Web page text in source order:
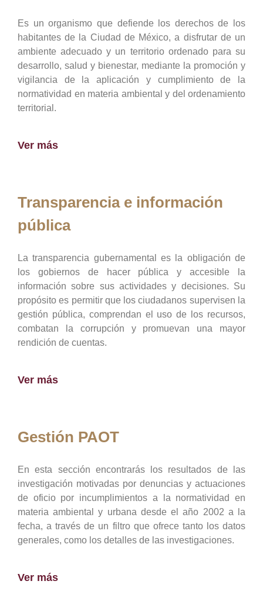
Es un organismo que defiende los derechos de los
habitantes de la Ciudad de México, a disfrutar de un
ambiente adecuado y un territorio ordenado para su
desarrollo, salud y bienestar, mediante la promoción y
vigilancia de la aplicación y cumplimiento de la
normatividad en materia ambiental y del ordenamiento
territorial.
Ver más
Transparencia e información
pública
La transparencia gubernamental es la obligación de
los gobiernos de hacer pública y accesible la
información sobre sus actividades y decisiones. Su
propósito es permitir que los ciudadanos supervisen la
gestión pública, comprendan el uso de los recursos,
combatan la corrupción y promuevan una mayor
rendición de cuentas.
Ver más
Gestión PAOT
En esta sección encontrarás los resultados de las
investigación motivadas por denuncias y actuaciones
de oficio por incumplimientos a la normatividad en
materia ambiental y urbana desde el año 2002 a la
fecha, a través de un filtro que ofrece tanto los datos
generales, como los detalles de las investigaciones.
Ver más